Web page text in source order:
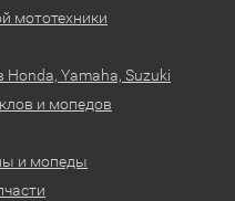
мототехники
Honda, Yamaha, Suzuki
и мопедов
и мопеды